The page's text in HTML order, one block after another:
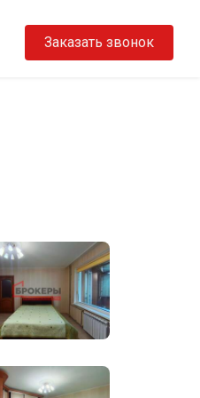
Заказать звонок